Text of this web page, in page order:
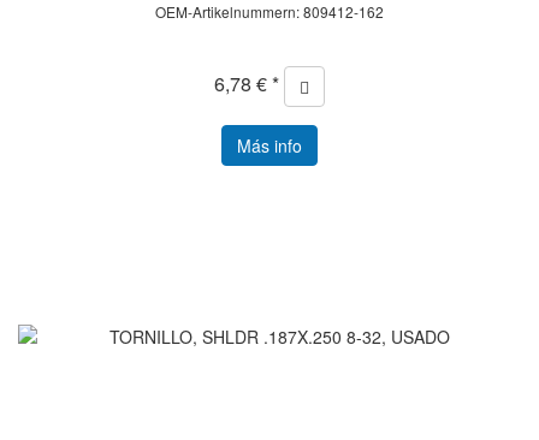
OEM-Artikelnummern: 809412-162
6,78 € *
Más info